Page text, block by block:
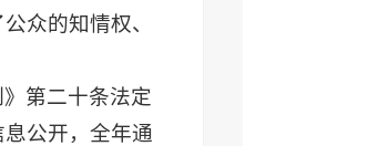
众的知情权、
第二十条法定
公开，全年通